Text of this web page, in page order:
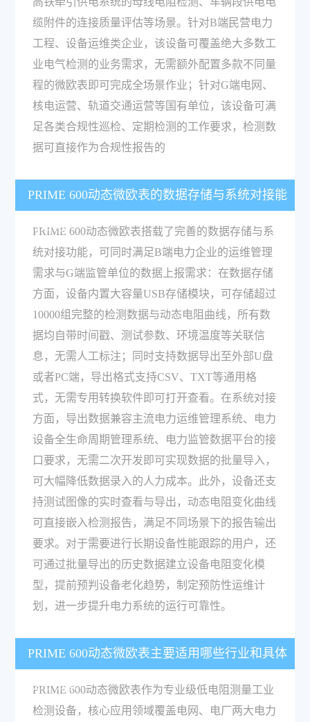
缆附件的连接质量评估等场景。针对B端民营电力
工程、设备运维类企业，该设备可覆盖绝大多数工
业电气检测的业务需求，无需额外配置多款不同量
程的微欧表即可完成全场景作业；针对G端电网、
核电运营、轨道交通运营等国有单位，该设备可满
足各类合规性巡检、定期检测的工作要求，检测数
据可直接作为合规性报告的
PRIME 600动态微欧表的数据存储与系统对接能
力如何？
PRIME 600动态微欧表搭载了完善的数据存储与系
统对接功能，可同时满足B端电力企业的运维管理
需求与G端监管单位的数据上报需求：在数据存储
方面，设备内置大容量USB存储模块，可存储超过
10000组完整的检测数据与动态电阻曲线，所有数
据均自带时间戳、测试参数、环境温度等关联信
息，无需人工标注；同时支持数据导出至外部U盘
或者PC端，导出格式支持CSV、TXT等通用格
式，无需专用转换软件即可打开查看。在系统对接
方面，导出数据兼容主流电力运维管理系统、电力
设备全生命周期管理系统、电力监管数据平台的接
口要求，无需二次开发即可实现数据的批量导入，
可大幅降低数据录入的人力成本。此外，设备还支
持测试图像的实时查看与导出，动态电阻变化曲线
可直接嵌入检测报告，满足不同场景下的报告输出
要求。对于需要进行长期设备性能跟踪的用户，还
可通过批量导出的历史数据建立设备电阻变化模
型，提前预判设备老化趋势，制定预防性运维计
划，进一步提升电力系统的运行可靠性。
PRIME 600动态微欧表主要适用哪些行业和具体
应用场景？
PRIME 600动态微欧表作为专业级低电阻测量工业
检测设备，核心应用领域覆盖电网、电厂两大电力